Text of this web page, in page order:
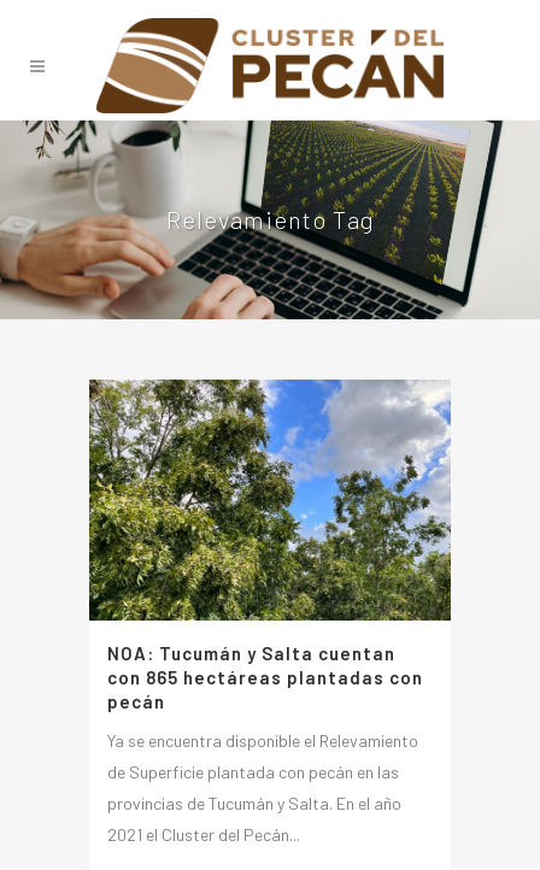
Relevamiento Tag
NOA: Tucumán y Salta cuentan
con 865 hectáreas plantadas con
pecán
Ya se encuentra disponible el Relevamiento
de Superficie plantada con pecán en las
provincias de Tucumán y Salta. En el año
2021 el Cluster del Pecán...